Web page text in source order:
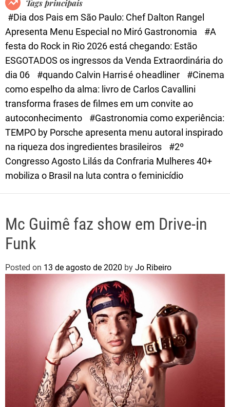
e
Tags principais
#Dia dos Pais em São Paulo: Chef Dalton Rangel
Apresenta Menu Especial no Miró Gastronomia
#A
festa do Rock in Rio 2026 está chegando: Estão
ESGOTADOS os ingressos da Venda Extraordinária do
dia 06
#quando Calvin Harris é o headliner
#Cinema
como espelho da alma: livro de Carlos Cavallini
transforma frases de filmes em um convite ao
autoconhecimento
#Gastronomia como experiência:
TEMPO by Porsche apresenta menu autoral inspirado
na riqueza dos ingredientes brasileiros
#2º
Congresso Agosto Lilás da Confraria Mulheres 40+
mobiliza o Brasil na luta contra o feminicídio
Mc Guimê faz show em Drive-in
Funk
Posted on 13 de agosto de 2020 by Jo Ribeiro